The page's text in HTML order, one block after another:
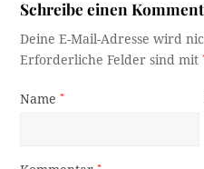
Schreibe einen
Deine E-Mail-Adresse wird
Erforderliche Felder sind mit
Name*